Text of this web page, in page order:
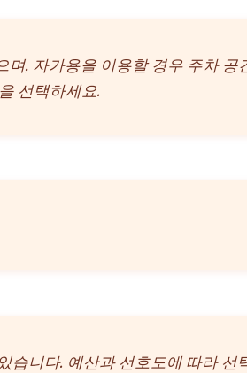
며, 자가용을 이용할 경우 주차
선택하세요.
습니다. 예산과 선호도에 따라